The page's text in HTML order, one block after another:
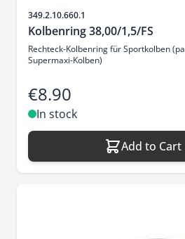
Sku
349.2.10.660.1
Kolbenring 38,00/1,5/FS
Rechteck-Kolbenring für Sportkolben
Supermaxi-Kolben)
€8.90
In stock
Add to Cart